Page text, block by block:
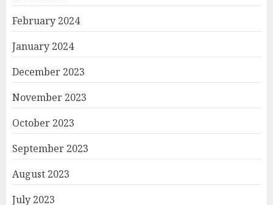
February 2024
January 2024
December 2023
November 2023
October 2023
September 2023
August 2023
July 2023